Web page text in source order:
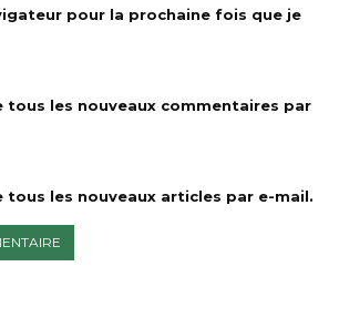
pour la prochaine fois que je
tous les nouveaux commentaires par
tous les nouveaux articles par e-mail.